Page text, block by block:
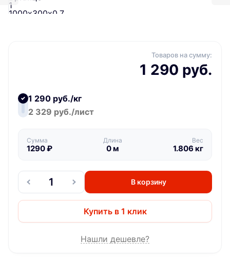
Товаров на сумму:
1 290 руб.
1 290 руб./кг
2 329 руб./лист
Сумма
1290₽
Длина
0м
Вес
1.806 кг
В корзину
Купить в 1 клик
Нашли дешевле?